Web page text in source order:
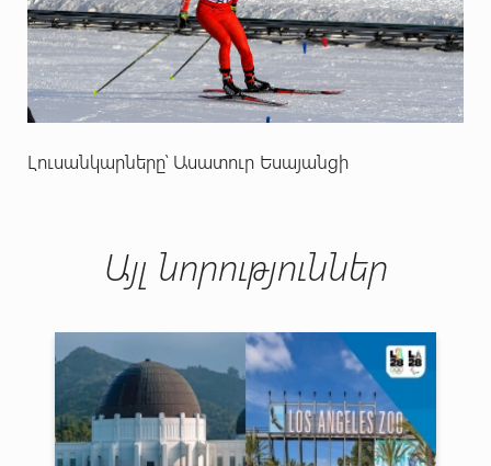
Լուսանկարները՝ Ասատուր Եսայանցի
Այլ նորություններ